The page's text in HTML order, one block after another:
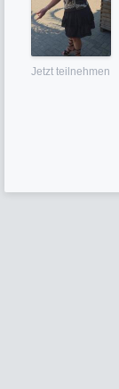
Jetzt teilnehmen